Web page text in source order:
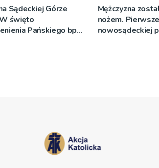
Sądeckiej Górze
święto
Pańskiego bp
Mężczyzna
nożem.
nowosądeckiej